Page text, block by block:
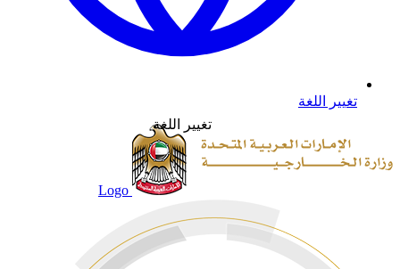
تغيير اللغة
تغيير اللغة
Logo